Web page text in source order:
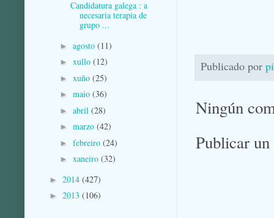
Publicado por
Ningún
Publicar
Candidatura galega : a
necesaria terapia de
grupo ...
► agosto (11)
► xullo (12)
► xuño (25)
► maio (36)
► abril (28)
► marzo (42)
► febreiro (24)
► xaneiro (32)
► 2014 (427)
► 2013 (106)